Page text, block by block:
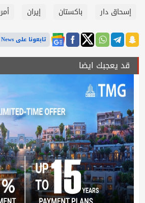
إسحاق دار باكستان إيران
تابعونا على Google News
قد يعجبك ايضا